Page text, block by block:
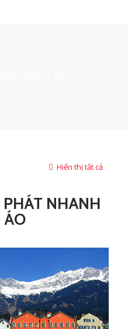
Hiển thị tất cả
PHÁT NHANH